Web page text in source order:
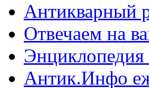
Антикварный
Отвечаем на
Энциклопедия
Антик.Инфо